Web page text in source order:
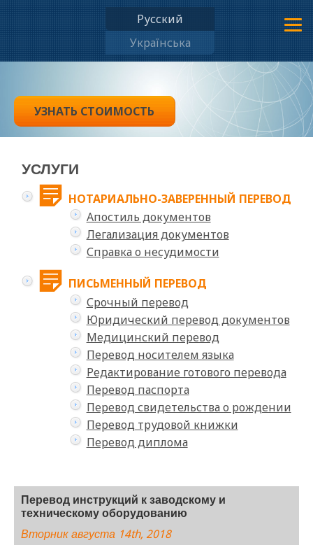
Русский
Українська
УЗНАТЬ СТОИМОСТЬ
УСЛУГИ
НОТАРИАЛЬНО-ЗАВЕРЕННЫЙ ПЕРЕВОД
Апостиль документов
Легализация документов
Справка о несудимости
ПИСЬМЕННЫЙ ПЕРЕВОД
Срочный перевод
Юридический перевод документов
Медицинский перевод
Перевод носителем языка
Редактирование готового перевода
Перевод паспорта
Перевод свидетельства о рождении
Перевод трудовой книжки
Перевод диплома
Перевод инструкций к заводскому и
техническому оборудованию
Вторник августа 14th, 2018